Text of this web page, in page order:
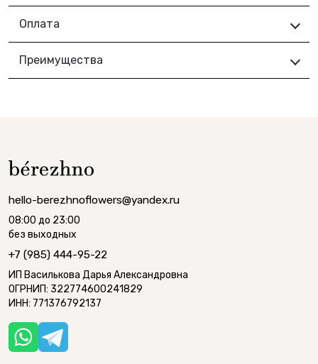
Оплата
Преимущества
hello-berezhnoflowers@yandex.ru
08:00 до 23:00
без выходных
+7 (985) 444-95-22
ИП Василькова Дарья Александровна
ОГРНИП: 322774600241829
ИНН: 771376792137